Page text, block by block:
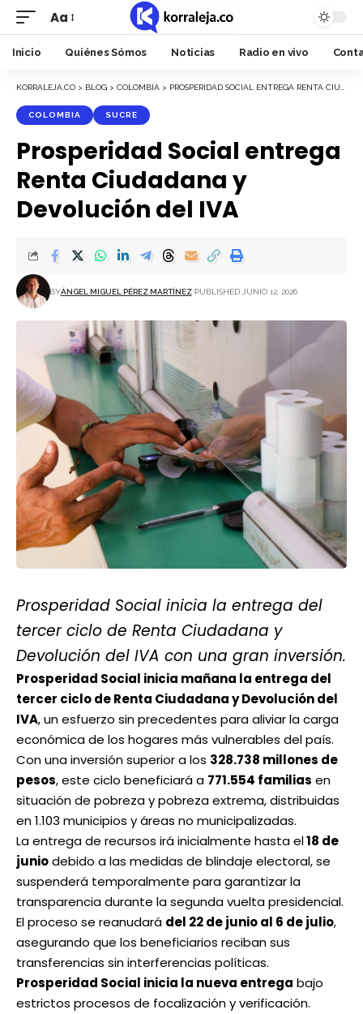
Font
Resizer
Aa
Inicio Quiénes Sómos Noticias Radio en vivo
KORRALEJA.CO > BLOG > COLOMBIA > PROSPERIDAD SOCIAL ENTREGA RENTA CIUDADANA Y DEVOLUCIÓN DEL IVA
COLOMBIA SUCRE
Prosperidad Social entrega
Renta Ciudadana y
Devolución del IVA
BYÁNGEL MIGUEL PÉREZ MARTÍNEZ PUBLISHED JUNIO 12, 2026
Prosperidad Social inicia la entrega del
tercer ciclo de Renta Ciudadana y
Devolución del IVA con una gran inversión.
Prosperidad Social inicia mañana la entrega del
tercer ciclo de Renta Ciudadana y Devolución del
IVA, un esfuerzo sin precedentes para aliviar la carga
económica de los hogares más vulnerables del país.
Con una inversión superior a los 328.738 millones de
pesos, este ciclo beneficiará a 771.554 familias en
situación de pobreza y pobreza extrema, distribuidas
en 1.103 municipios y áreas no municipalizadas.
La entrega de recursos irá inicialmente hasta el18 de
juniodebido a las medidas de blindaje electoral, se
suspenderá temporalmente para garantizar la
transparencia durante la segunda vuelta presidencial.
El proceso se reanudará del 22 de junio al 6 de julio,
asegurando que los beneficiarios reciban sus
transferencias sin interferencias políticas.
Prosperidad Social inicia la nueva entrega bajo
estrictos procesos de focalización y verificación.